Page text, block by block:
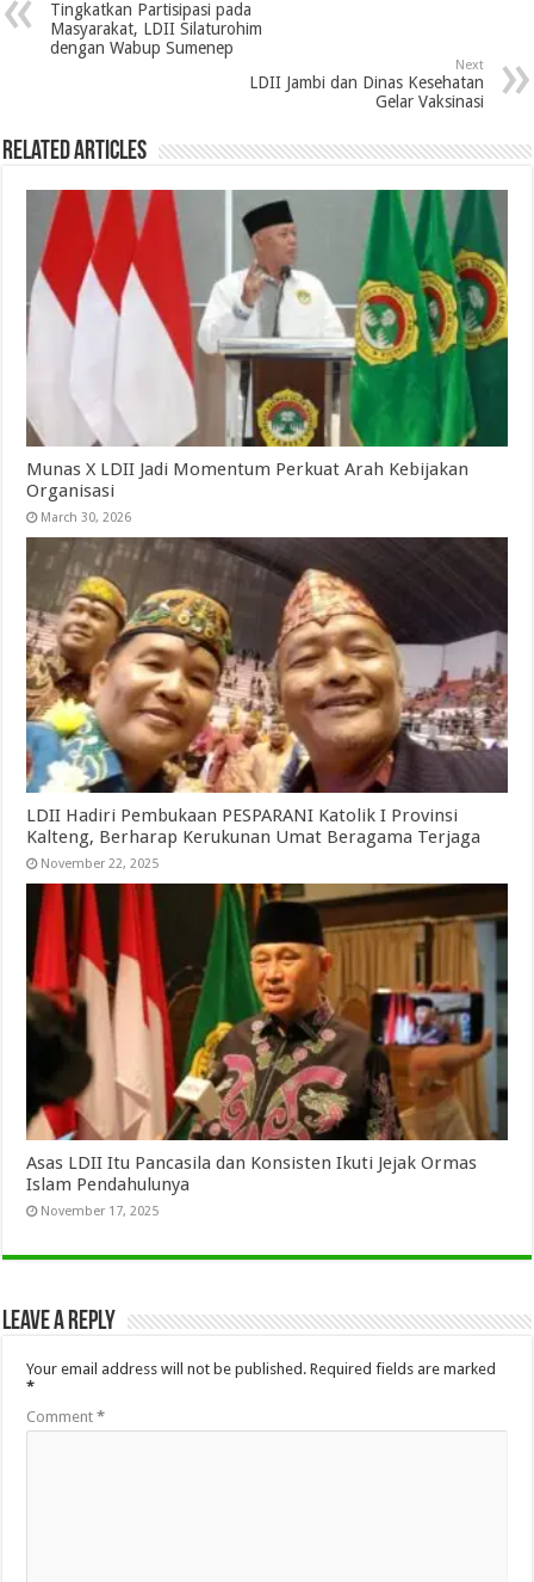
Tingkatkan Partisipasi pada
Masyarakat, LDII Silaturohim
dengan Wabup Sumenep
Next
LDII Jambi dan Dinas Kesehatan
Gelar Vaksinasi
Related Articles
Munas X LDII Jadi Momentum Perkuat Arah Kebijakan
Organisasi
March 30, 2026
LDII Hadiri Pembukaan PESPARANI Katolik I Provinsi
Kalteng, Berharap Kerukunan Umat Beragama Terjaga
November 22, 2025
Asas LDII Itu Pancasila dan Konsisten Ikuti Jejak Ormas
Islam Pendahulunya
November 17, 2025
Leave a Reply
Your email address will not be published. Required fields are marked
*
Comment*